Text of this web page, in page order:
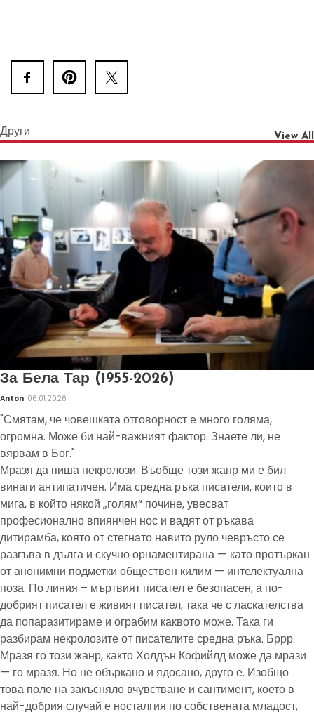
Други View All
За Бела Тар (1955-2026)
Anton 06.01.2026
"Смятам, че човешката отговорност е много голяма,
огромна. Може би най-важният фактор. Знаете ли, не
вярвам в Бог."
Мразя да пиша некролози. Въобще този жанр ми е бил
винаги антипатичен. Има средна ръка писатели, които в
мига, в който някой „голям“ почине, увесват
професионално впиянчен нос и вадят от ръкава
дитирамба, която от стегнато навито руло чевръсто се
разгъва в дълга и скучно орнаментирана — като протъркан
от анонимни подметки обществен килим — интелектуална
поза. По линия – мъртвият писател е безопасен, а по-
добрият писател е живият писател, така че с ласкателства
да попаразитираме и ограбим каквото може. Така ги
разбирам некролозите от писателите средна ръка. Бррр.
Мразя го този жанр, както Холдън Кофийлд може да мрази
— го мразя. Но не объркано и ядосано, друго е. Изобщо
това поле на закъсняло вчувстване и сантимент, което в
най-добрия случай е носталгия по собствената младост,